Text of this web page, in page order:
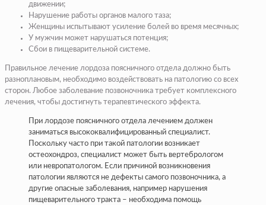
движении;
Нарушение работы органов малого таза;
Женщины испытывают усиление болей во время месячных;
У мужчин может нарушаться потенция;
Сбои в пищеварительной системе.
Правильное лечение лордоза поясничного отдела должно быть
разноплановым, необходимо воздействовать на патологию со всех
сторон. Любое заболевание позвоночника требует комплексного
лечения, чтобы достигнуть терапевтического эффекта.
При лордозе поясничного отдела лечением должен
заниматься высококвалифицированный специалист.
Поскольку часто при такой патологии возникает
остеохондроз, специалист может быть вертебрологом
или невропатологом. Если причиной возникновения
патологии являются не дефекты самого позвоночника, а
другие опасные заболевания, например нарушения
пищеварительного тракта – необходима помощь